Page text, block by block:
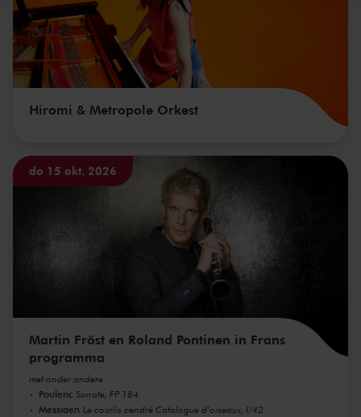
Hiromi & Metropole Orkest
do 15 okt. 2026
Martin Fröst en Roland Pontinen in Frans
programma
met onder andere
Poulenc Sonate, FP 184
Messiaen Le courlis cendré Catalogue d'oiseaux, I/42